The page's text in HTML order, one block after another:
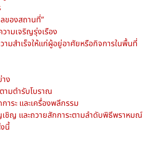
ของสถานที่”
ามเจริญรุ่งเรือง
ามสำเร็จให้แก่ผู้อยู่อาศัยหรือกิจการในพื้นที่
ง
ามตำรับโบราณ
าระ และเครื่องพลีกรรม
ชิญ และถวายสักการะตามลำดับพิธีพราหมณ์
นี้